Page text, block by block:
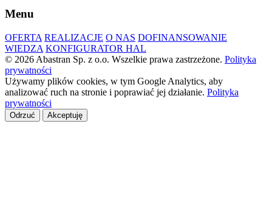
Menu
OFERTA REALIZACJE O NAS DOFINANSOWANIE
WIEDZA KONFIGURATOR HAL
© 2026 Abastran Sp. z o.o. Wszelkie prawa zastrzeżone. Polityka
prywatności
Używamy plików cookies, w tym Google Analytics, aby
analizować ruch na stronie i poprawiać jej działanie. Polityka
prywatności
Odrzuć Akceptuję